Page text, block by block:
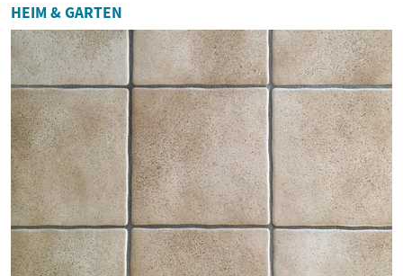
HEIM & GARTEN